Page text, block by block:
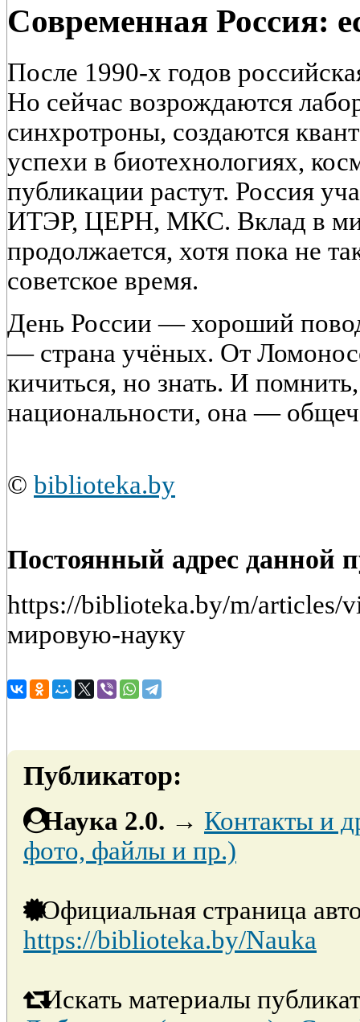
Современная Россия:
После 1990-х годов
Но сейчас возрождаются
синхротроны, создаются
успехи в биотехнологиях,
публикации растут. Россия
ИТЭР, ЦЕРН, МКС. Вклад в
продолжается, хотя пока не
советское время.
День России — хороший
— страна учёных. От
кичиться, но знать. И
национальности, она —
© biblioteka.by
Постоянный адрес данной
https://biblioteka.by/m/articles/
мировую-науку
Публикатор:
Наука 2.0. → Контакты и
фото, файлы и пр.)
Официальная страница
https://biblioteka.by/Nauka
Искать материалы